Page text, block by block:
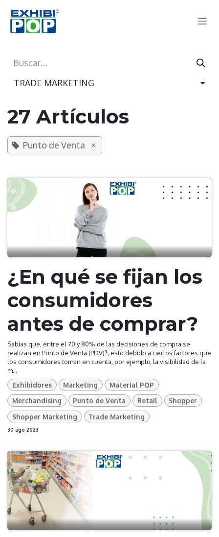
TRADE MARKETING
27 Artículos
Punto de Venta ×
¿En qué se fijan los
consumidores
antes de comprar?
Sabías que, entre el 70 y 80% de las decisiones de compra se
realizan en Punto de Venta (PDV)?, esto debido a ciertos factores que
los consumidores toman en cuenta, por ejemplo, la visibilidad de la
m...
Exhibidores Marketing
Material POP
Merchandising
Punto de Venta Retail
Shopper
Shopper Marketing
Trade Marketing
30 ago 2023